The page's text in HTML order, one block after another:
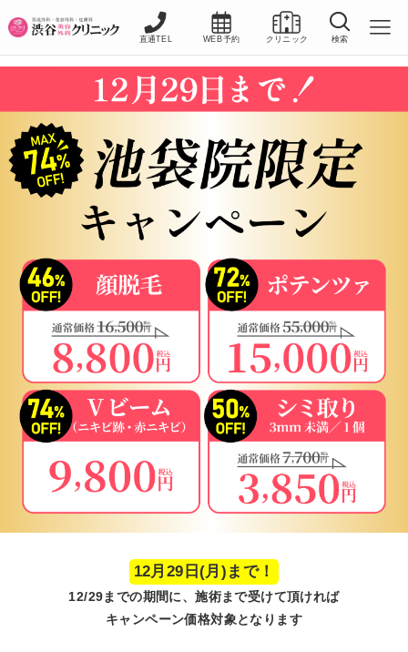
直通TEL WEB予約 クリニック 検索
12月29日(月)まで！
12/29までの期間に、施術まで受けて頂ければ
キャンペーン価格対象となります